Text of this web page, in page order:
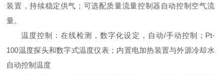
装置，持续稳定供气；可选配质量流量控制器自动控制空气流
量。
温度控制：在线检测，数字化设定，自动/手动控制；Pt-
100温度探头和数字式温度仪表；内置电加热装置与外源冷却水
自动控制温度